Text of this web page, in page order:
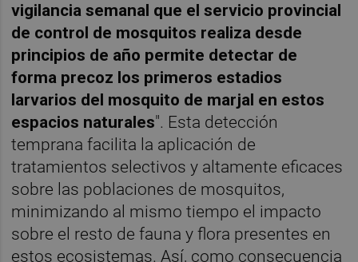
vigilancia semanal que el servicio provincial
de control de mosquitos realiza desde
principios de año permite detectar de
forma precoz los primeros estadios
larvarios del mosquito de marjal en estos
espacios naturales". Esta detección
temprana facilita la aplicación de
tratamientos selectivos y altamente eficaces
sobre las poblaciones de mosquitos,
minimizando al mismo tiempo el impacto
sobre el resto de fauna y flora presentes en
estos ecosistemas. Así, como consecuencia